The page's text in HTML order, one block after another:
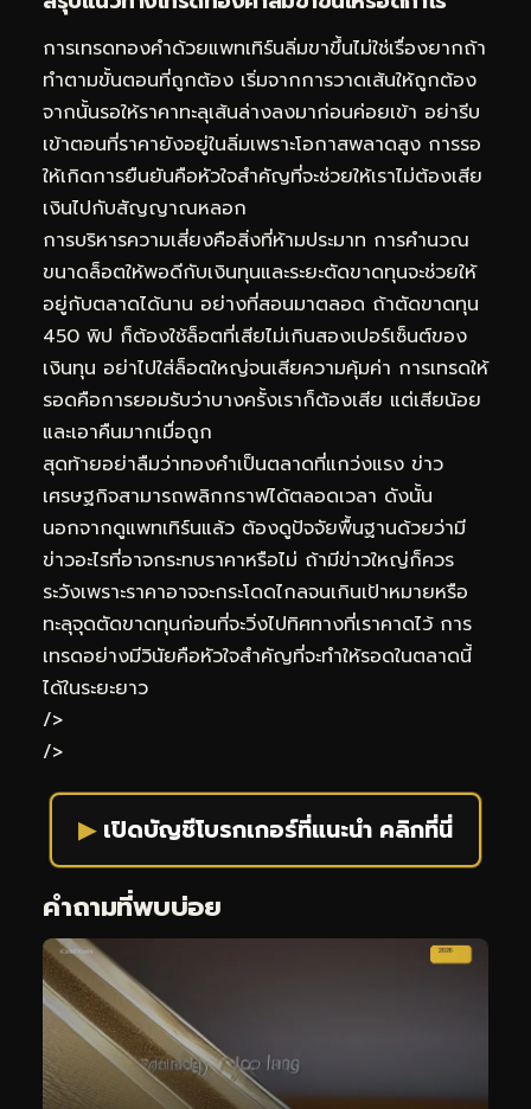
การเทรดทองคำด้วยแพทเทิร์นลิ่มขาขึ้นไม่ใช่เรื่องยากถ้า
ทำตามขั้นตอนที่ถูกต้อง เริ่มจากการวาดเส้นให้ถูกต้อง
จากนั้นรอให้ราคาทะลุเส้นล่างลงมาก่อนค่อยเข้า อย่ารีบ
เข้าตอนที่ราคายังอยู่ในลิ่มเพราะโอกาสพลาดสูง การรอ
ให้เกิดการยืนยันคือหัวใจสำคัญที่จะช่วยให้เราไม่ต้องเสีย
เงินไปกับสัญญาณหลอก
การบริหารความเสี่ยงคือสิ่งที่ห้ามประมาท การคำนวณ
ขนาดล็อตให้พอดีกับเงินทุนและระยะตัดขาดทุนจะช่วยให้
อยู่กับตลาดได้นาน อย่างที่สอนมาตลอด ถ้าตัดขาดทุน
450 พิป ก็ต้องใช้ล็อตที่เสียไม่เกินสองเปอร์เซ็นต์ของ
เงินทุน อย่าไปใส่ล็อตใหญ่จนเสียความคุ้มค่า การเทรดให้
รอดคือการยอมรับว่าบางครั้งเราก็ต้องเสีย แต่เสียน้อย
และเอาคืนมากเมื่อถูก
สุดท้ายอย่าลืมว่าทองคำเป็นตลาดที่แกว่งแรง ข่าว
เศรษฐกิจสามารถพลิกกราฟได้ตลอดเวลา ดังนั้น
นอกจากดูแพทเทิร์นแล้ว ต้องดูปัจจัยพื้นฐานด้วยว่ามี
ข่าวอะไรที่อาจกระทบราคาหรือไม่ ถ้ามีข่าวใหญ่ก็ควร
ระวังเพราะราคาอาจจะกระโดดไกลจนเกินเป้าหมายหรือ
ทะลุจุดตัดขาดทุนก่อนที่จะวิ่งไปทิศทางที่เราคาดไว้ การ
เทรดอย่างมีวินัยคือหัวใจสำคัญที่จะทำให้รอดในตลาดนี้
ได้ในระยะยาว
/>
/>
▶เปิดบัญชีโบรกเกอร์ที่แนะนำ คลิกที่นี่
คำถามที่พบบ่อย